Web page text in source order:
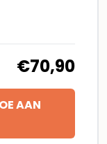
€70,90
AAN